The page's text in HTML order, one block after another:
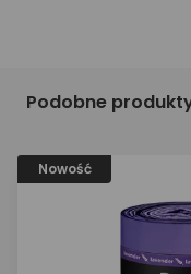
Podobne
Nowość